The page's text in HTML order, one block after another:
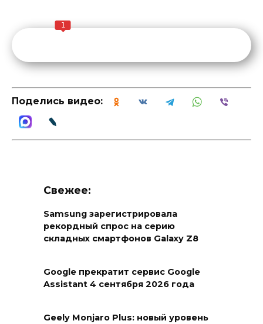
1
Поделись видео:
Свежее:
Samsung зарегистрировала
рекордный спрос на серию
складных смартфонов Galaxy Z8
Google прекратит сервис Google
Assistant 4 сентября 2026 года
Geely Monjaro Plus: новый уровень